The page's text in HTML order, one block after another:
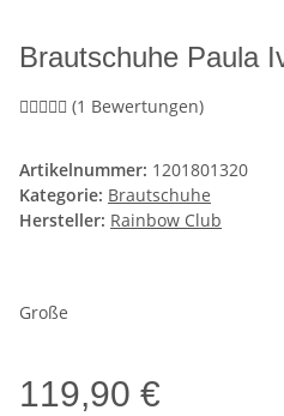
Brautschuhe Paula
(1 Bewertungen)
Artikelnummer: 1201801320
Kategorie: Brautschuhe
Hersteller: Rainbow Club
Große
119,90 €